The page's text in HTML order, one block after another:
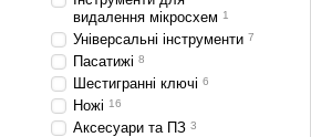
видалення мікросхем 1
Універсальні інструменти 7
Пасатижі 8
Шестигранні ключі 6
Ножі 16
Аксесуари та ПЗ 3